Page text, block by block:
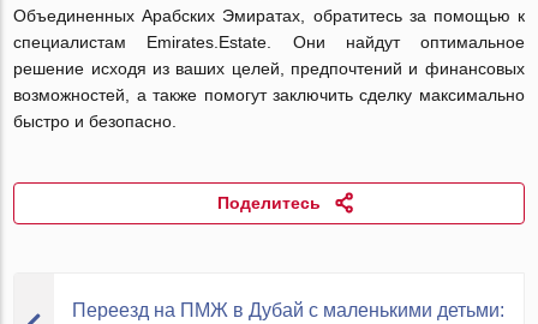
Объединенных Арабских Эмиратах, обратитесь за помощью к
специалистам Emirates.Estate. Они найдут оптимальное
решение исходя из ваших целей, предпочтений и финансовых
возможностей, а также помогут заключить сделку максимально
быстро и безопасно.
Поделитесь
Переезд на ПМЖ в Дубай с маленькими детьми: